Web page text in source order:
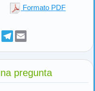
Formato PDF
Telegram
pregunta